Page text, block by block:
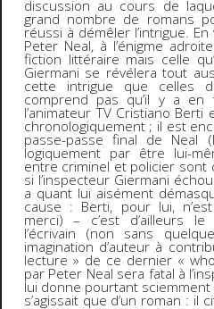
discussion au cours de
grand nombre de romans
réussi à démêler l’intrigue.
Peter Neal, à l’énigme
fiction littéraire mais celle
Giermani se révélera tout
cette intrigue que celles
comprend pas qu’il y a
l’animateur TV Cristiano
chronologiquement ; il est
passe-passe final de
logiquement par être lui-
entre criminel et policier sont
si l’inspecteur Giermani
a quant lui aisément
cause : Berti, pour lui,
merci) – c’est d’ailleurs
l’écrivain (non sans
imagination d’auteur à
lecture » de ce dernier «
par Peter Neal sera fatal à
lui donne pourtant sciemment
s’agissait que d’un roman : il